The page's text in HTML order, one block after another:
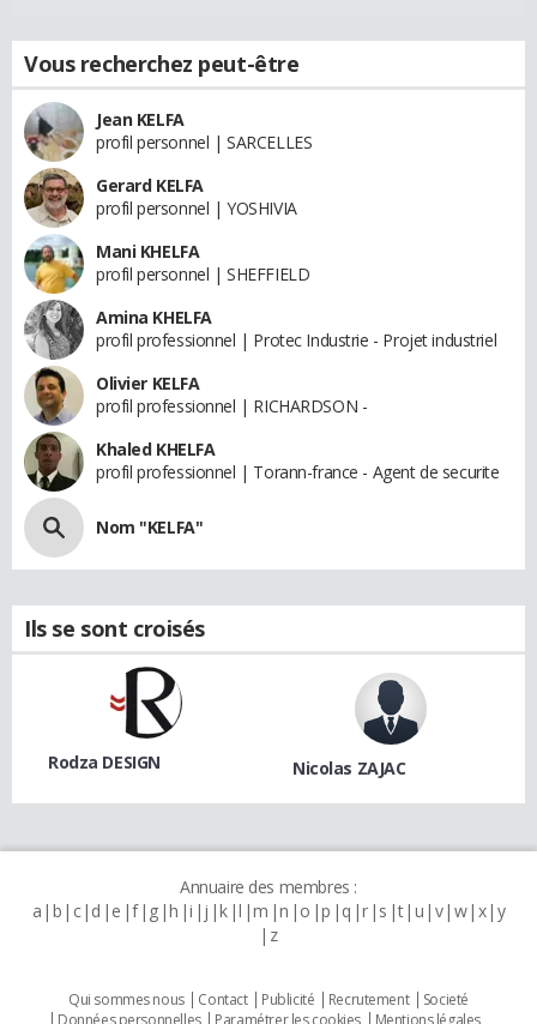
Vous recherchez peut-être
Jean KELFA
profil personnel | SARCELLES
Gerard KELFA
profil personnel | YOSHIVIA
Mani KHELFA
profil personnel | SHEFFIELD
Amina KHELFA
profil professionnel | Protec Industrie - Projet industriel
Olivier KELFA
profil professionnel | RICHARDSON -
Khaled KHELFA
profil professionnel | Torann-france - Agent de securite
Nom "KELFA"
Ils se sont croisés
Rodza DESIGN Nicolas ZAJAC
Annuaire des membres :
a b c d e f g h i j k l m n o p q r s t u v w x y
z
Qui sommes nous Contact Publicité Recrutement
Societé